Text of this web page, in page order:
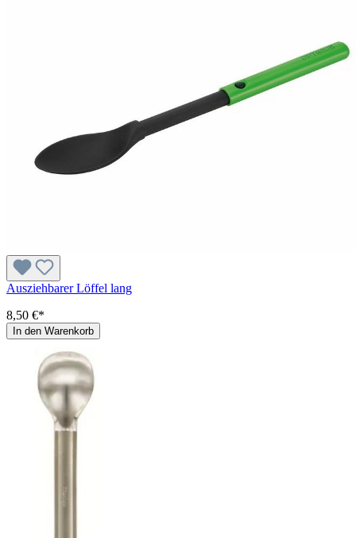
Ausziehbarer Löffel lang
8,50 €*
In den Warenkorb